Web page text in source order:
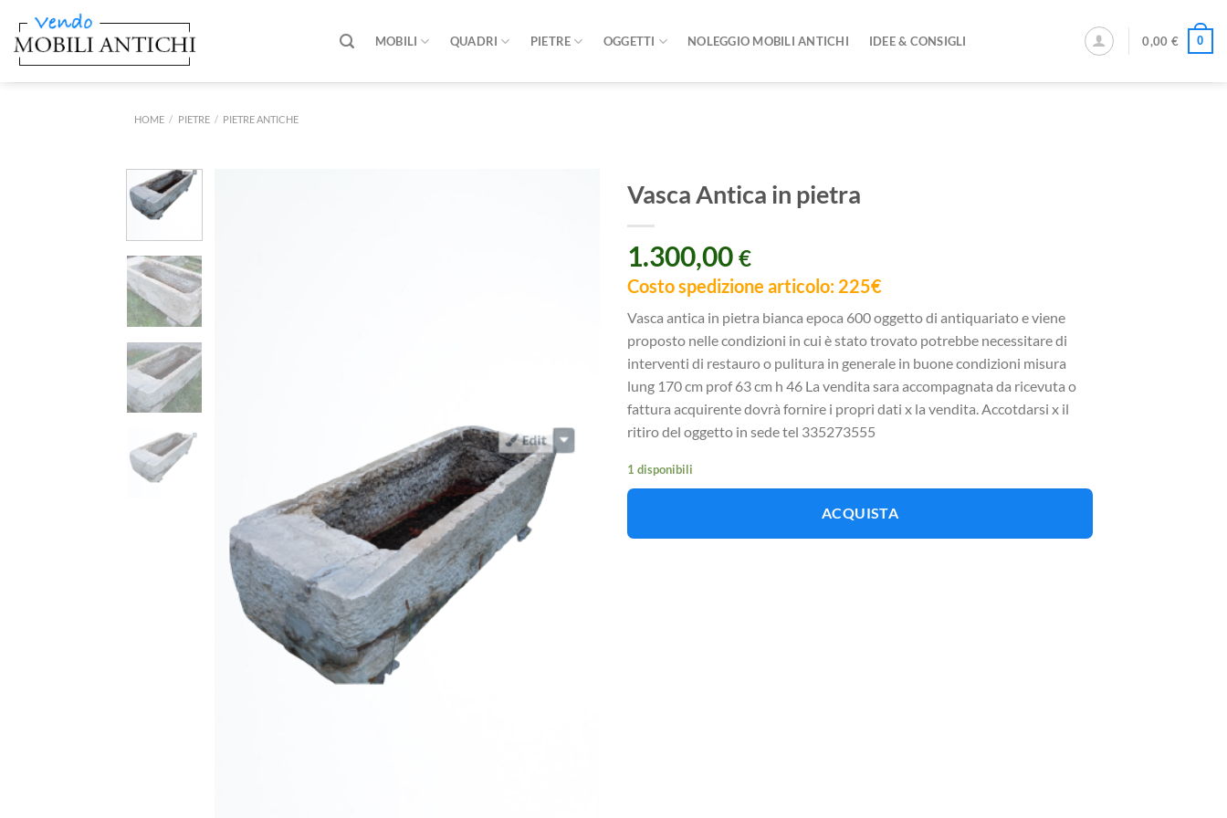
contenuti
MOBILI QUADRI PIETRE OGGETTI NOLEGGIO MOBILI ANTICHI IDEE & CONSIGLI 0,00 € 0
HOME / PIETRE / PIETRE ANTICHE
Vasca Antica in pietra
1.300,00 €
Vasca antica in pietra bianca epoca 600 oggetto di antiquariato e viene
proposto nelle condizioni in cui è stato trovato potrebbe necessitare di
interventi di restauro o pulitura in generale in buone condizioni misura
lung 170 cm prof 63 cm h 46 La vendita sara accompagnata da ricevuta o
fattura acquirente dovrà fornire i propri dati x la vendita. Accotdarsi x il
ritiro del oggetto in sede tel 335273555
1 disponibili
ACQUISTA